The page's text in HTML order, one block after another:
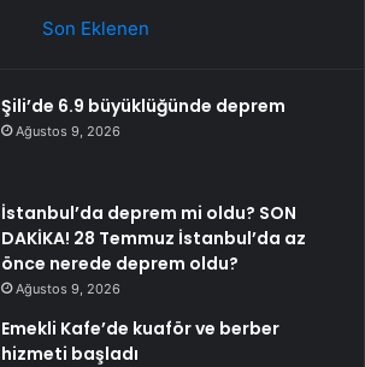
Son Eklenen
Şili’de 6.9 büyüklüğünde deprem
Ağustos 9, 2026
İstanbul’da deprem mi oldu? SON
DAKİKA! 28 Temmuz İstanbul’da az
önce nerede deprem oldu?
Ağustos 9, 2026
Emekli Kafe’de kuaför ve berber
hizmeti başladı